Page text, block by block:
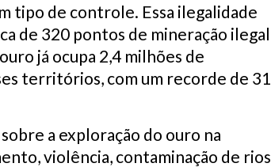
tipo de controle. Essa ilegalidade
de 320 pontos de mineração ilegal
já ocupa 2,4 milhões de
territórios, com um recorde de 31
a exploração do ouro na
violência, contaminação de rios